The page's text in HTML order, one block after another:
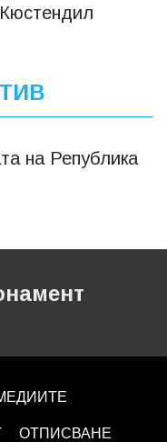
на Република
ОТПИСВАНЕ